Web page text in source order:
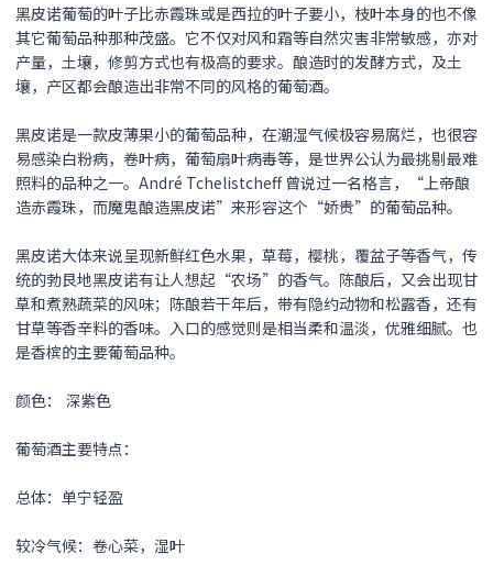
黑皮诺葡萄的叶子比赤霞珠或是西拉的叶子要小，枝叶本身的也不像
其它葡萄品种那种茂盛。它不仅对风和霜等自然灾害非常敏感，亦对
产量，土壤，修剪方式也有极高的要求。酿造时的发酵方式，及土
壤，产区都会酿造出非常不同的风格的葡萄酒。
黑皮诺是一款皮薄果小的葡萄品种，在潮湿气候极容易腐烂，也很容
易感染白粉病，卷叶病，葡萄扇叶病毒等，是世界公认为最挑剔最难
照料的品种之一。André Tchelistcheff 曾说过一名格言，“上帝酿
造赤霞珠，而魔鬼酿造黑皮诺”来形容这个“娇贵”的葡萄品种。
黑皮诺大体来说呈现新鲜红色水果，草莓，樱桃，覆盆子等香气，传
统的勃艮地黑皮诺有让人想起“农场”的香气。陈酿后，又会出现甘
草和煮熟蔬菜的风味；陈酿若干年后，带有隐约动物和松露香，还有
甘草等香辛料的香味。入口的感觉则是相当柔和温淡，优雅细腻。也
是香槟的主要葡萄品种。
颜色： 深紫色
葡萄酒主要特点：
总体：单宁轻盈
较冷气候：卷心菜，湿叶